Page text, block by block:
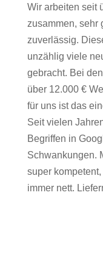
Wir arbeiten seit
zusammen, sehr
zuverlässig.
unzählig viele
gebracht. Bei
über 12.000 €
für uns ist das
Seit vielen
Begriffen in
Schwankungen.
super
immer nett.